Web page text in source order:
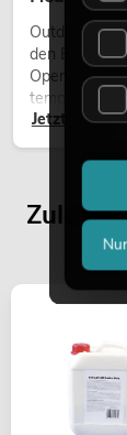
Outdoor
den Einsatz
Open-Air-
temporären
Jetzt lesen
Zuletzt